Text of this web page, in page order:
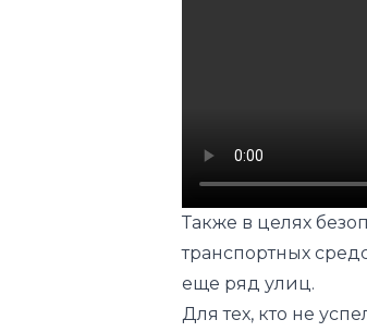
Также в целях
транспортных
еще ряд улиц.
Для тех, кто не